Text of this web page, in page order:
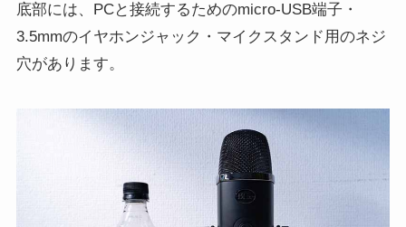
底部には、PCと接続するためのmicro-USB端子・
3.5mmのイヤホンジャック・マイクスタンド用のネジ
穴があります。